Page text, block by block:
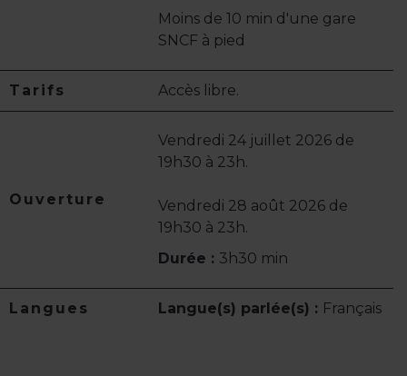
Moins de 10 min d'une gare
SNCF à pied
Tarifs Accès libre.
Ouverture
Vendredi 24 juillet 2026 de
19h30 à 23h.
Vendredi 28 août 2026 de
19h30 à 23h.
Durée : 3h30 min
Langues Langue(s) parlée(s) : Français